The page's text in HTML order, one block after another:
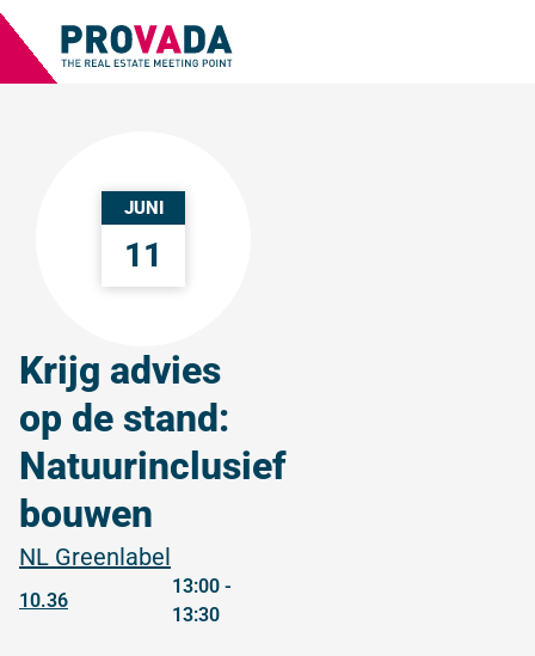
JUNI
11
Krijg advies
op de stand:
Natuurinclusief
bouwen
NL Greenlabel
10.36
13:00 -
13:30